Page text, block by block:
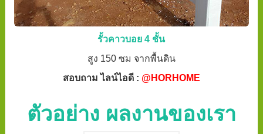
รั้วคาวบอย 4 ชั้น
สูง 150 ซม จากพื้นดิน
สอบถาม ไลน์ไอดี : @HORHOME
ตัวอย่าง ผลงานของเรา